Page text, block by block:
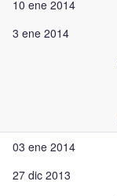
10 ene 2014
3 ene 2014
03 ene 2014
27 dic 2013